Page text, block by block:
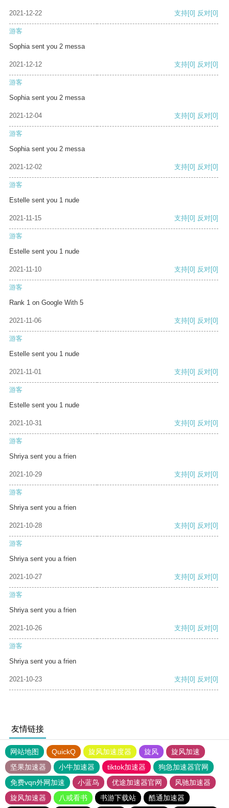
2021-12-22 支持[0] 反对[0]
游客
Sophia sent you 2 messa
2021-12-12 支持[0] 反对[0]
游客
Sophia sent you 2 messa
2021-12-04 支持[0] 反对[0]
游客
Sophia sent you 2 messa
2021-12-02 支持[0] 反对[0]
游客
Estelle sent you 1 nude
2021-11-15 支持[0] 反对[0]
游客
Estelle sent you 1 nude
2021-11-10 支持[0] 反对[0]
游客
Rank 1 on Google With 5
2021-11-06 支持[0] 反对[0]
游客
Estelle sent you 1 nude
2021-11-01 支持[0] 反对[0]
游客
Estelle sent you 1 nude
2021-10-31 支持[0] 反对[0]
游客
Shriya sent you a frien
2021-10-29 支持[0] 反对[0]
游客
Shriya sent you a frien
2021-10-28 支持[0] 反对[0]
游客
Shriya sent you a frien
2021-10-27 支持[0] 反对[0]
游客
Shriya sent you a frien
2021-10-26 支持[0] 反对[0]
游客
Shriya sent you a frien
2021-10-23 支持[0] 反对[0]
友情链接
网站地图 QuickQ 旋风加速度器 旋风
旋风加速
坚果加速器
小牛加速器 tiktok加速器
狗急加速器官网
免费vqn外网加速
小蓝鸟 优途加速器官网
风驰加速器
旋风加速器
八戒看书 书游下载站 酷通加速器